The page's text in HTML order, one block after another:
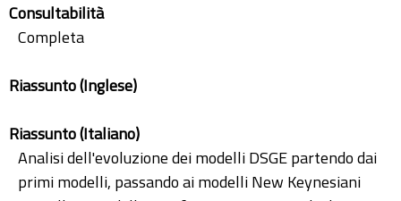
Consultabilità
Completa
Riassunto (Inglese)
Riassunto (Italiano)
Analisi dell'evoluzione dei modelli DSGE partendo dai
primi modelli, passando ai modelli New Keynesiani